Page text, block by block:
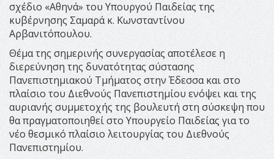
σχέδιο «Αθηνά» του Υπουργού Παιδείας της
κυβέρνησης Σαμαρά κ. Κωνσταντίνου
Αρβανιτόπουλου.
Θέμα της σημερινής συνεργασίας αποτέλεσε η
διερεύνηση της δυνατότητας σύστασης
Πανεπιστημιακού Τμήματος στην Έδεσσα και στο
πλαίσιο του Διεθνούς Πανεπιστημίου ενόψει και της
αυριανής συμμετοχής της βουλευτή στη σύσκεψη που
θα πραγματοποιηθεί στο Υπουργείο Παιδείας για το
νέο θεσμικό πλαίσιο λειτουργίας του Διεθνούς
Πανεπιστημίου.